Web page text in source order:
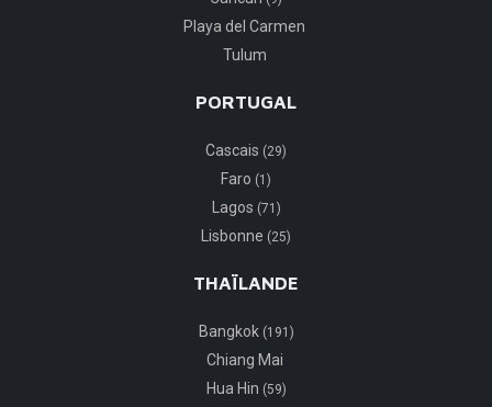
Playa del Carmen
Tulum
PORTUGAL
Cascais (29)
Faro (1)
Lagos (71)
Lisbonne (25)
THAÏLANDE
Bangkok (191)
Chiang Mai
Hua Hin (59)